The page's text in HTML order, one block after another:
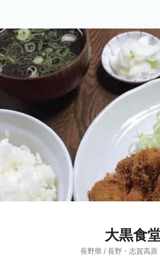
大黒食
長野県 / 長野・志賀高原